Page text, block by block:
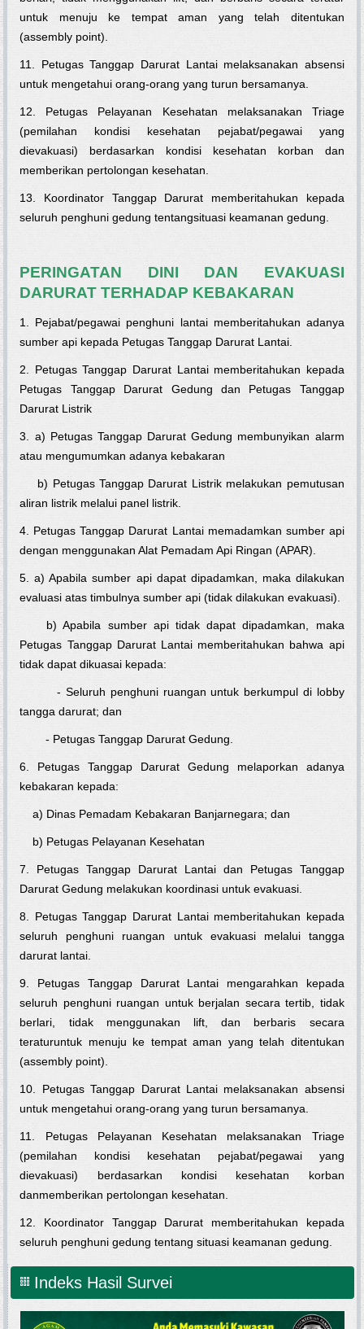
untuk menuju ke tempat aman yang telah ditentukan
(assembly point).
11. Petugas Tanggap Darurat Lantai melaksanakan absensi
untuk mengetahui orang-orang yang turun bersamanya.
12. Petugas Pelayanan Kesehatan melaksanakan Triage
(pemilahan kondisi kesehatan pejabat/pegawai yang
dievakuasi) berdasarkan kondisi kesehatan korban dan
memberikan pertolongan kesehatan.
13. Koordinator Tanggap Darurat memberitahukan kepada
seluruh penghuni gedung tentangsituasi keamanan gedung.
PERINGATAN DINI DAN EVAKUASI
DARURAT TERHADAP KEBAKARAN
1. Pejabat/pegawai penghuni lantai memberitahukan adanya
sumber api kepada Petugas Tanggap Darurat Lantai.
2. Petugas Tanggap Darurat Lantai memberitahukan kepada
Petugas Tanggap Darurat Gedung dan Petugas Tanggap
Darurat Listrik
3. a) Petugas Tanggap Darurat Gedung membunyikan alarm
atau mengumumkan adanya kebakaran
b) Petugas Tanggap Darurat Listrik melakukan pemutusan
aliran listrik melalui panel listrik.
4. Petugas Tanggap Darurat Lantai memadamkan sumber api
dengan menggunakan Alat Pemadam Api Ringan (APAR).
5. a) Apabila sumber api dapat dipadamkan, maka dilakukan
evaluasi atas timbulnya sumber api (tidak dilakukan evakuasi).
b) Apabila sumber api tidak dapat dipadamkan, maka
Petugas Tanggap Darurat Lantai memberitahukan bahwa api
tidak dapat dikuasai kepada:
- Seluruh penghuni ruangan untuk berkumpul di lobby
tangga darurat; dan
- Petugas Tanggap Darurat Gedung.
6. Petugas Tanggap Darurat Gedung melaporkan adanya
kebakaran kepada:
a) Dinas Pemadam Kebakaran Banjarnegara; dan
b) Petugas Pelayanan Kesehatan
7. Petugas Tanggap Darurat Lantai dan Petugas Tanggap
Darurat Gedung melakukan koordinasi untuk evakuasi.
8. Petugas Tanggap Darurat Lantai memberitahukan kepada
seluruh penghuni ruangan untuk evakuasi melalui tangga
darurat lantai.
9. Petugas Tanggap Darurat Lantai mengarahkan kepada
seluruh penghuni ruangan untuk berjalan secara tertib, tidak
berlari, tidak menggunakan lift, dan berbaris secara
teraturuntuk menuju ke tempat aman yang telah ditentukan
(assembly point).
10. Petugas Tanggap Darurat Lantai melaksanakan absensi
untuk mengetahui orang-orang yang turun bersamanya.
11. Petugas Pelayanan Kesehatan melaksanakan Triage
(pemilahan kondisi kesehatan pejabat/pegawai yang
dievakuasi) berdasarkan kondisi kesehatan korban
danmemberikan pertolongan kesehatan.
12. Koordinator Tanggap Darurat memberitahukan kepada
seluruh penghuni gedung tentang situasi keamanan gedung.
Indeks Hasil Survei